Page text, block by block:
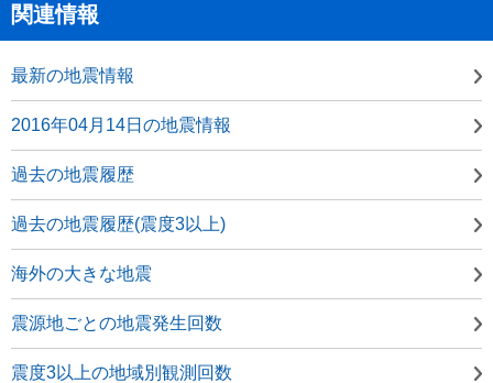
関連情報
最新の地震情報
2016年04月14日の地震情報
過去の地震履歴
過去の地震履歴(震度3以上)
海外の大きな地震
震源地ごとの地震発生回数
震度3以上の地域別観測回数